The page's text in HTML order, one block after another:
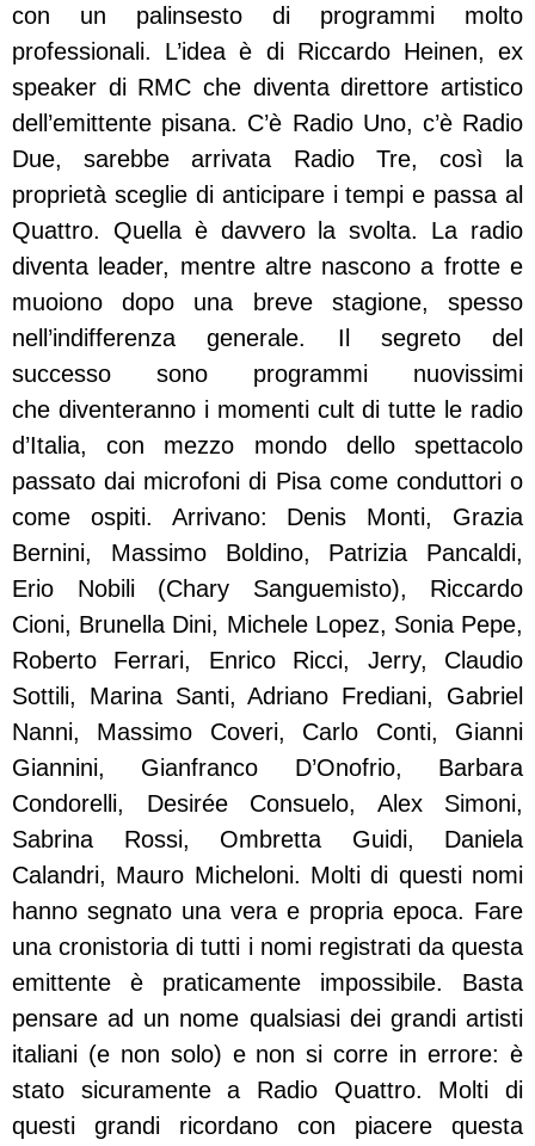
con un palinsesto di programmi molto
professionali. L’idea è di Riccardo Heinen, ex
speaker di RMC che diventa direttore artistico
dell’emittente pisana. C’è Radio Uno, c’è Radio
Due, sarebbe arrivata Radio Tre, così la
proprietà sceglie di anticipare i tempi e passa al
Quattro. Quella è davvero la svolta. La radio
diventa leader, mentre altre nascono a frotte e
muoiono dopo una breve stagione, spesso
nell’indifferenza generale. Il segreto del
successo sono programmi nuovissimi
che diventeranno i momenti cult di tutte le radio
d’Italia, con mezzo mondo dello spettacolo
passato dai microfoni di Pisa come conduttori o
come ospiti. Arrivano: Denis Monti, Grazia
Bernini, Massimo Boldino, Patrizia Pancaldi,
Erio Nobili (Chary Sanguemisto), Riccardo
Cioni, Brunella Dini, Michele Lopez, Sonia Pepe,
Roberto Ferrari, Enrico Ricci, Jerry, Claudio
Sottili, Marina Santi, Adriano Frediani, Gabriel
Nanni, Massimo Coveri, Carlo Conti, Gianni
Giannini, Gianfranco D’Onofrio, Barbara
Condorelli, Desirée Consuelo, Alex Simoni,
Sabrina Rossi, Ombretta Guidi, Daniela
Calandri, Mauro Micheloni. Molti di questi nomi
hanno segnato una vera e propria epoca. Fare
una cronistoria di tutti i nomi registrati da questa
emittente è praticamente impossibile. Basta
pensare ad un nome qualsiasi dei grandi artisti
italiani (e non solo) e non si corre in errore: è
stato sicuramente a Radio Quattro. Molti di
questi grandi ricordano con piacere questa